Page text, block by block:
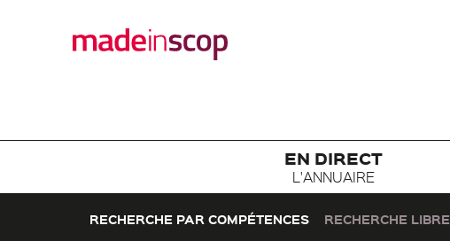
EN DIRECT
L'ANNUAIRE
RECHERCHE PAR COMPÉTENCES RECHERCHE LIBRE